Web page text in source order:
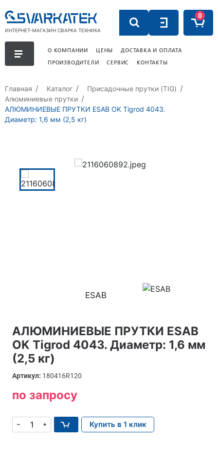
ИНТЕРНЕТ-МАГАЗИН СВАРКА ТЕХНИКА
0
О КОМПАНИИ ЦЕНЫ
ДОСТАВКА И ОПЛАТА
ПРОИЗВОДИТЕЛИ
СЕРВИС КОНТАКТЫ
Главная Каталог
Присадочные прутки (TIG)
Алюминиевые прутки
АЛЮМИНИЕВЫЕ ПРУТКИ ESAB OK Tigrod 4043.
Диаметр: 1,6 мм (2,5 кг)
ESAB
АЛЮМИНИЕВЫЕ ПРУТКИ ESAB
OK Tigrod 4043. Диаметр: 1,6 мм
(2,5 кг)
Артикул: 180416R120
по запросу
Купить в 1 клик